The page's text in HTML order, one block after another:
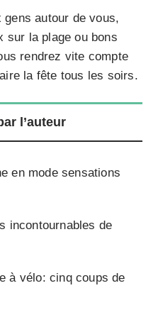
gens autour de vous,
sur la plage ou bons
rendrez vite compte
la fête tous les soirs.
l’auteur
en mode sensations
incontournables de
à vélo: cinq coups de